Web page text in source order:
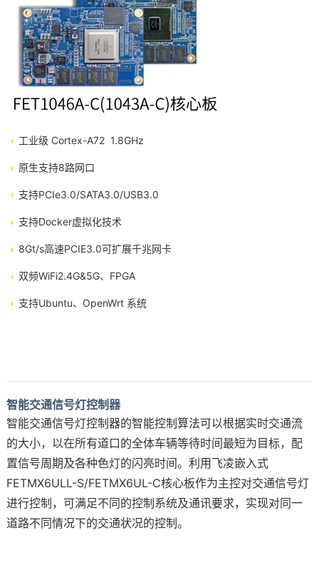
◐ 工业级 Cortex-A72 1.8GHz
◐ 原生支持8路网口
◐ 支持PCIe3.0/SATA3.0/USB3.0
◐ 支持Docker虚拟化技术
◐ 8Gt/s高速PCIE3.0可扩展千兆网卡
◐ 双频WiFi2.4G&5G、FPGA
◐ 支持Ubuntu、OpenWrt 系统
智能交通信号灯控制器
智能交通信号灯控制器的智能控制算法可以根据实时交通流
的大小，以在所有道口的全体车辆等待时间最短为目标，配
置信号周期及各种色灯的闪亮时间。利用飞凌嵌入式
FETMX6ULL-S/FETMX6UL-C核心板作为主控对交通信号灯
进行控制，可满足不同的控制系统及通讯要求，实现对同一
道路不同情况下的交通状况的控制。